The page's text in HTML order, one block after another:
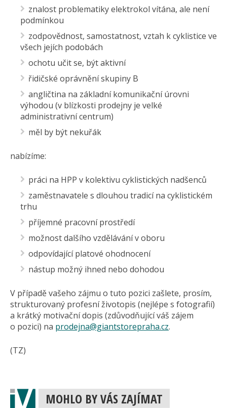
znalost problematiky elektrokol vítána, ale není
podmínkou
zodpovědnost, samostatnost, vztah k cyklistice ve
všech jejích podobách
ochotu učit se, být aktivní
řidičské oprávnění skupiny B
angličtina na základní komunikační úrovni
výhodou (v blízkosti prodejny je velké
administrativní centrum)
měl by být nekuřák
nabízíme:
práci na HPP v kolektivu cyklistických nadšenců
zaměstnavatele s dlouhou tradicí na cyklistickém
trhu
příjemné pracovní prostředí
možnost dalšího vzdělávání v oboru
odpovídající platové ohodnocení
nástup možný ihned nebo dohodou
V případě vašeho zájmu o tuto pozici zašlete, prosím,
strukturovaný profesní životopis (nejlépe s fotografií)
a krátký motivační dopis (zdůvodňující váš zájem
o pozici) na prodejna@giantstorepraha.cz.
(TZ)
MOHLO BY VÁS ZAJÍMAT